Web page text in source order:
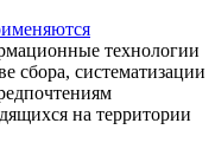
технологии
сбора, систематизации
на территории